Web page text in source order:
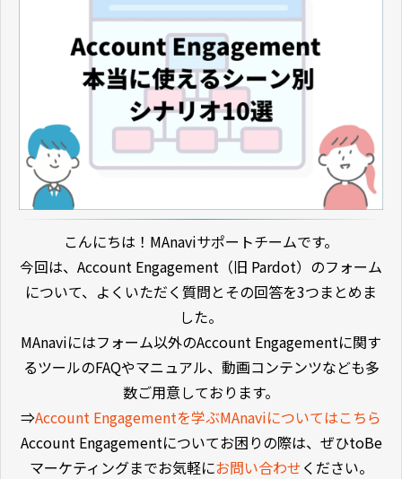
こんにちは！MAnaviサポートチームです。
今回は、Account Engagement（旧 Pardot）のフォーム
について、よくいただく質問とその回答を3つまとめま
した。
MAnaviにはフォーム以外のAccount Engagementに関す
るツールのFAQやマニュアル、動画コンテンツなども多
数ご用意しております。
⇒Account Engagementを学ぶMAnaviについてはこちら
Account Engagementについてお困りの際は、ぜひtoBe
マーケティングまでお気軽にお問い合わせください。